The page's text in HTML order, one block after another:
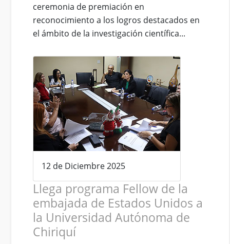
ceremonia de premiación en
reconocimiento a los logros destacados en
el ámbito de la investigación científica...
12 de Diciembre 2025
Llega programa Fellow de la
embajada de Estados Unidos a
la Universidad Autónoma de
Chiriquí